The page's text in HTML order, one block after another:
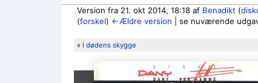
Version fra 21. okt 2014, 18:18 af Benadikt (
(forskel) ←Ældre version | se nuværende
« I dødens skygge